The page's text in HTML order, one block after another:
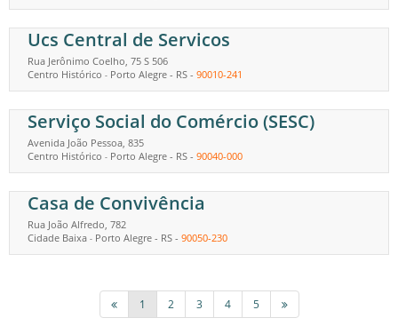
Ucs Central de Servicos
Rua Jerônimo Coelho, 75 S 506
Centro Histórico - Porto Alegre - RS - 90010-241
Serviço Social do Comércio (SESC)
Avenida João Pessoa, 835
Centro Histórico - Porto Alegre - RS - 90040-000
Casa de Convivência
Rua João Alfredo, 782
Cidade Baixa - Porto Alegre - RS - 90050-230
1 2 3 4 5